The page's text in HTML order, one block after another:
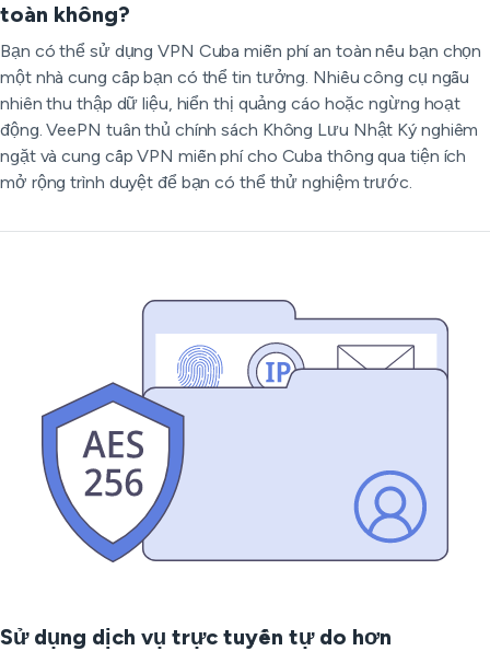
toàn không?
Bạn có thể sử dụng VPN Cuba miễn phí an toàn nếu bạn chọn
một nhà cung cấp bạn có thể tin tưởng. Nhiều công cụ ngẫu
nhiên thu thập dữ liệu, hiển thị quảng cáo hoặc ngừng hoạt
động. VeePN tuân thủ chính sách Không Lưu Nhật Ký nghiêm
ngặt và cung cấp VPN miễn phí cho Cuba thông qua tiện ích
mở rộng trình duyệt để bạn có thể thử nghiệm trước.
Sử dụng dịch vụ trực tuyến tự do hơn